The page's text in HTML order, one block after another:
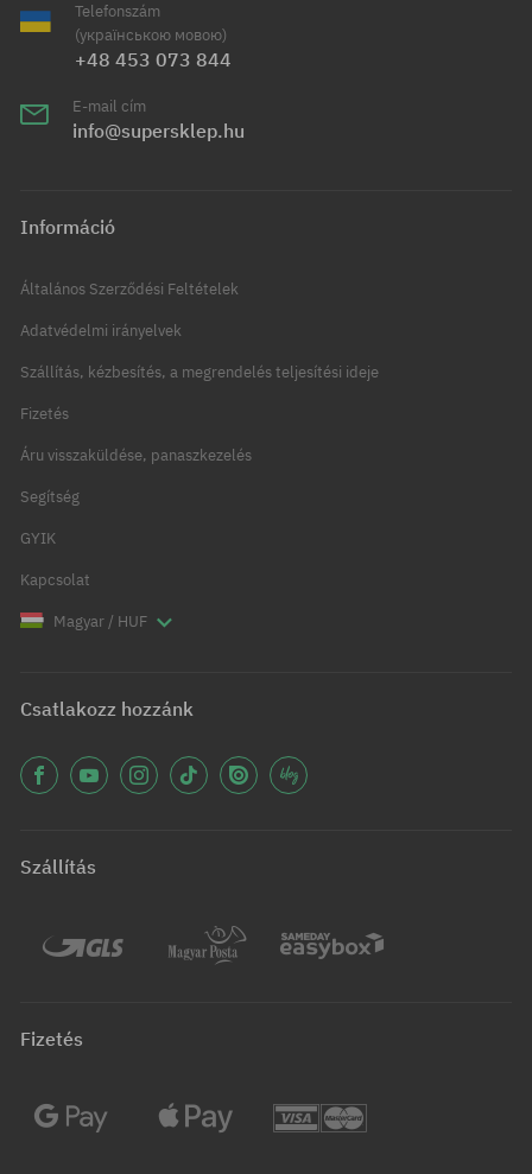
Telefonszám
(українською мовою)
+48 453 073 844
E-mail cím
info@supersklep.hu
Információ
Általános Szerződési Feltételek
Adatvédelmi irányelvek
Szállítás, kézbesítés, a megrendelés teljesítési ideje
Fizetés
Áru visszaküldése, panaszkezelés
Segítség
GYIK
Kapcsolat
Magyar / HUF
Csatlakozz hozzánk
Szállítás
Fizetés